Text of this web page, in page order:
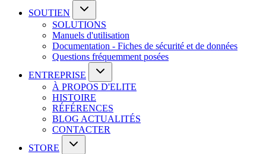
SOUTIEN
SOLUTIONS
Manuels d'utilisation
Documentation - Fiches de sécurité et de données
Questions fréquemment posées
ENTREPRISE
À PROPOS D'ELITE
HISTOIRE
RÉFÉRENCES
BLOG ACTUALITÉS
CONTACTER
STORE